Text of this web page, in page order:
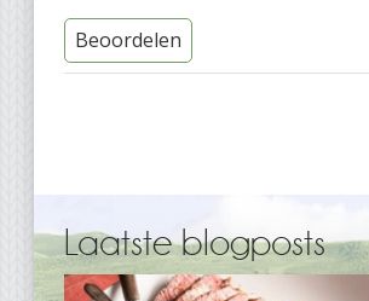
Beoordelen
Laatste blogposts